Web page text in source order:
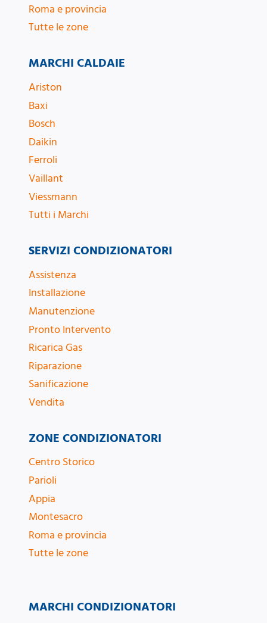
Roma e provincia
Tutte le zone
MARCHI CALDAIE
Ariston
Baxi
Bosch
Daikin
Ferroli
Vaillant
Viessmann
Tutti i Marchi
ZONE CONDIZIONATORI
Centro Storico
Parioli
Appia
Montesacro
Roma e provincia
Tutte le zone
SERVIZI CONDIZIONATORI
Assistenza
Installazione
Manutenzione
Pronto Intervento
Ricarica Gas
Riparazione
Sanificazione
Vendita
MARCHI CONDIZIONATORI